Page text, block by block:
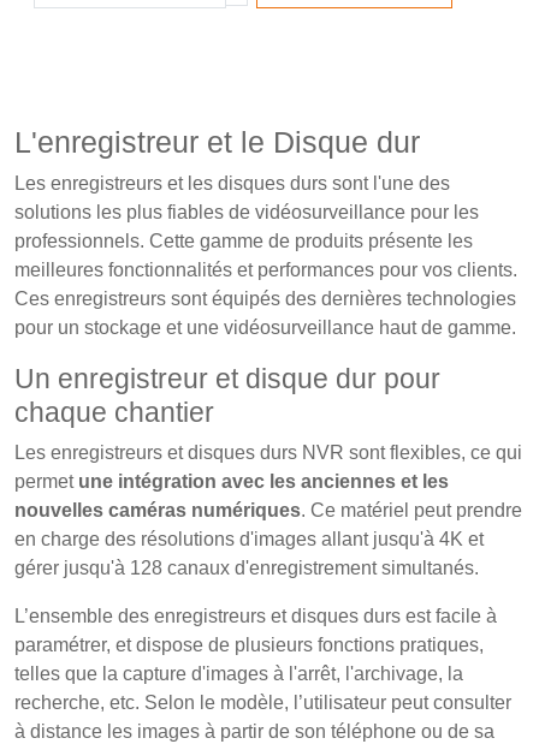
L'enregistreur et le Disque dur
Les enregistreurs et les disques durs sont l'une des
solutions les plus fiables de vidéosurveillance pour les
professionnels. Cette gamme de produits présente les
meilleures fonctionnalités et performances pour vos clients.
Ces enregistreurs sont équipés des dernières technologies
pour un stockage et une vidéosurveillance haut de gamme.
Un enregistreur et disque dur pour
chaque chantier
Les enregistreurs et disques durs NVR sont flexibles, ce qui
permet une intégration avec les anciennes et les
nouvelles caméras numériques. Ce matériel peut prendre
en charge des résolutions d'images allant jusqu'à 4K et
gérer jusqu'à 128 canaux d'enregistrement simultanés.
L’ensemble des enregistreurs et disques durs est facile à
paramétrer, et dispose de plusieurs fonctions pratiques,
telles que la capture d'images à l'arrêt, l'archivage, la
recherche, etc. Selon le modèle, l’utilisateur peut consulter
à distance les images à partir de son téléphone ou de sa